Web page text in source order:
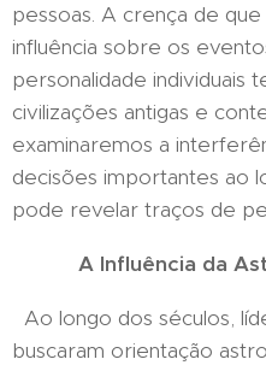
pessoas. A crença de
influência sobre os
personalidade individuais
civilizações antigas e
examinaremos a
decisões importantes ao
pode revelar traços de
A Influência da
Ao longo dos séculos,
buscaram orientação